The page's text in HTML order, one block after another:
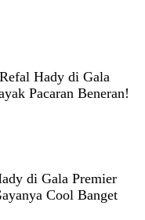
Hady di Gala
Pacaran Beneran!
di Gala Premier
Cool Banget